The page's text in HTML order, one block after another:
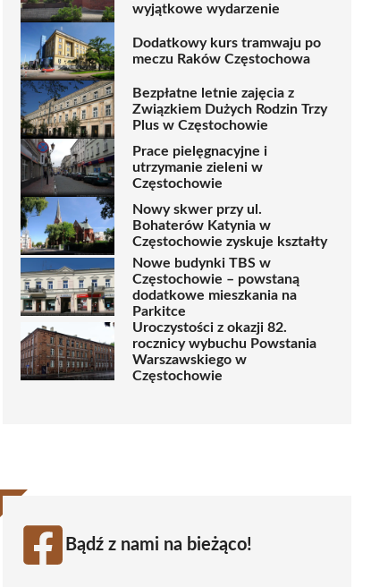
wyjątkowe wydarzenie
Dodatkowy kurs tramwaju po
meczu Raków Częstochowa
Bezpłatne letnie zajęcia z
Związkiem Dużych Rodzin Trzy
Plus w Częstochowie
Prace pielęgnacyjne i
utrzymanie zieleni w
Częstochowie
Nowy skwer przy ul.
Bohaterów Katynia w
Częstochowie zyskuje kształty
Nowe budynki TBS w
Częstochowie – powstaną
dodatkowe mieszkania na
Parkitce
Uroczystości z okazji 82.
rocznicy wybuchu Powstania
Warszawskiego w
Częstochowie
Bądź z nami na bieżąco!